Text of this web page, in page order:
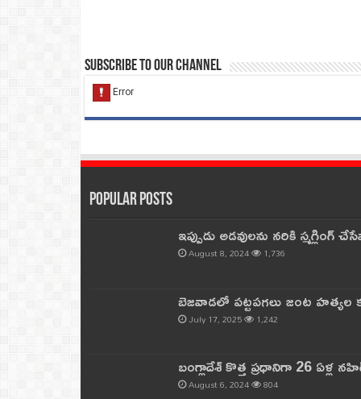
Subscribe to our Channel
Popular Posts
ఇప్పుడు అడవులను నరికి
August 8, 2024 1,736
బెజవాడలో పట్టపగలు జంట
July 17, 2025 1,242
బంగ్లాదేశ్ కొత్త ప్రధానిగా 26 ఏళ్ల
August 6, 2024 804